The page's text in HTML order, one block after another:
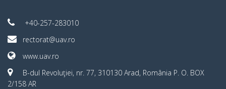
+40-257-283010
rectorat@uav.ro
www.uav.ro
B-dul Revoluţiei, nr. 77, 310130 Arad, România P. O. BOX
2/158 AR